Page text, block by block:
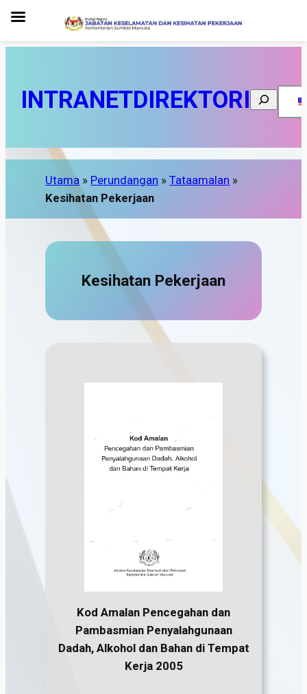
INTRANETDIREKTORI Search
Utama » Perundangan »Tataamalan »
Kesihatan Pekerjaan
Kesihatan Pekerjaan
Kod Amalan Pencegahan dan
Pambasmian Penyalahgunaan
Dadah, Alkohol dan Bahan di Tempat
Kerja 2005